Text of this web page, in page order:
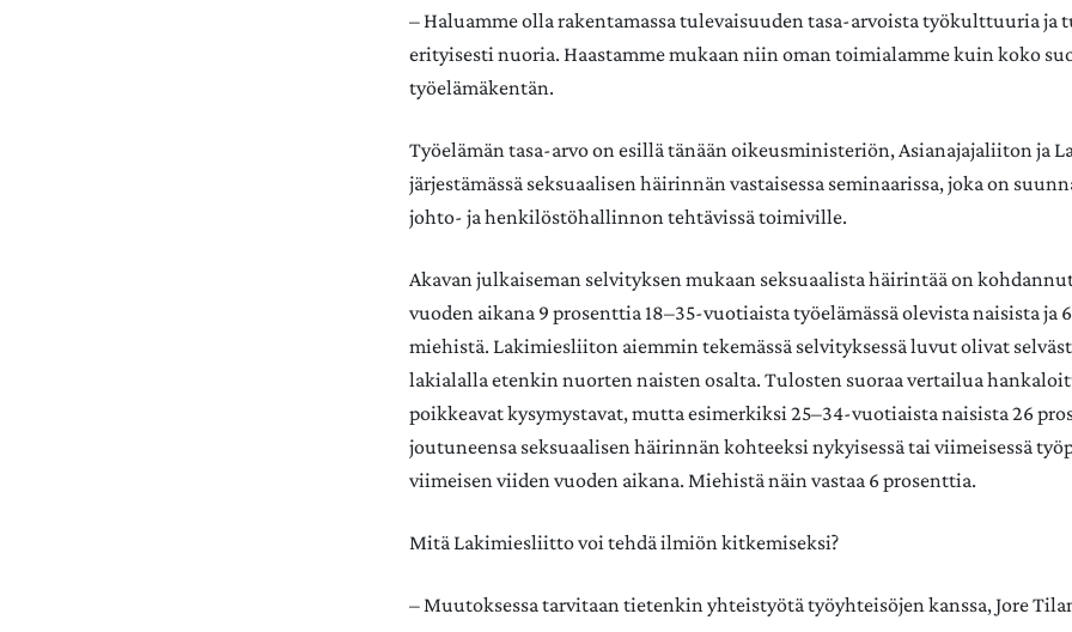
– Haluamme olla rakentamassa tulevaisuuden tasa-arvoista työkulttuuria ja
erityisesti nuoria. Haastamme mukaan niin oman toimialamme kuin koko
työelämäkentän.
Työelämän tasa-arvo on esillä tänään oikeusministeriön, Asianajajaliiton ja
järjestämässä seksuaalisen häirinnän vastaisessa seminaarissa, joka on
johto- ja henkilöstöhallinnon tehtävissä toimiville.
Akavan julkaiseman selvityksen mukaan seksuaalista häirintää on
vuoden aikana 9 prosenttia 18–35-vuotiaista työelämässä olevista naisista ja
miehistä. Lakimiesliiton aiemmin tekemässä selvityksessä luvut olivat
lakialalla etenkin nuorten naisten osalta. Tulosten suoraa vertailua
poikkeavat kysymystavat, mutta esimerkiksi 25–34-vuotiaista naisista 26
joutuneensa seksuaalisen häirinnän kohteeksi nykyisessä tai viimeisessä
viimeisen viiden vuoden aikana. Miehistä näin vastaa 6 prosenttia.
Mitä Lakimiesliitto voi tehdä ilmiön kitkemiseksi?
– Muutoksessa tarvitaan tietenkin yhteistyötä työyhteisöjen kanssa, Jore